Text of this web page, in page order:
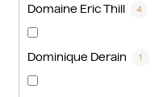
Domaine Eric Thill 4
Dominique Derain 1